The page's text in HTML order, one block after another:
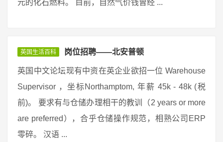
元的化石燃料。 目前，自然气价钱曾经 ...
英国生活百科 岗位招聘——北安普顿
英国中文论坛现有中资在英企业欲招一位 Warehouse
Supervisor ，坐标Northamptom, 年薪 45k - 48k (税
前)。 要求有与仓储办理相干的教训（2 years or more
are preferred），合乎仓储操作规范，相熟公司ERP
零碎。 汉语 ...